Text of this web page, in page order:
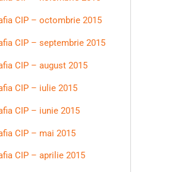
CIP – octombrie 2015
CIP – septembrie 2015
CIP – august 2015
CIP – iulie 2015
CIP – iunie 2015
CIP – mai 2015
CIP – aprilie 2015